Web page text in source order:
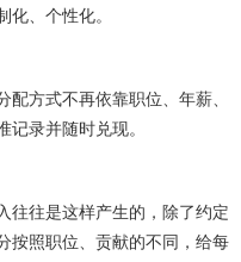
化、个性化。
方式不再依靠职位、年薪、
记录并随时兑现。
往往是这样产生的，除了约定
按照职位、贡献的不同，给每